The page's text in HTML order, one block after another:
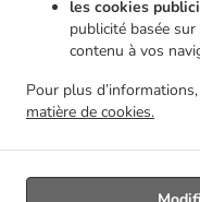
les cookies
publicité basée sur
contenu à vos
Pour plus
matière de cookies.
Pizza Service de livraison La
. Pizza Service de
Pizza Service de livraison Ham-